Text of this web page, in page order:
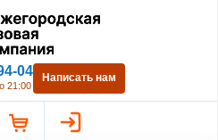
Нижегородская Газовая
04
21:00
Написать нам